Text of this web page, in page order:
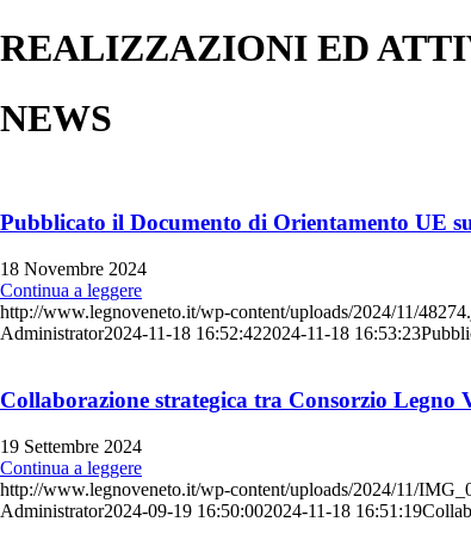
REALIZZAZIONI ED
NEWS
Pubblicato il Documento di Orientamento UE
18 Novembre 2024
Continua a leggere
http://www.legnoveneto.it/wp-content/uploads/2024/11/
Administrator2024-11-18 16:52:422024-11-18 16:53:23
Collaborazione strategica tra Consorzio Legno
19 Settembre 2024
Continua a leggere
http://www.legnoveneto.it/wp-content/uploads/2024/11/
Administrator2024-09-19 16:50:002024-11-18 16:51:19